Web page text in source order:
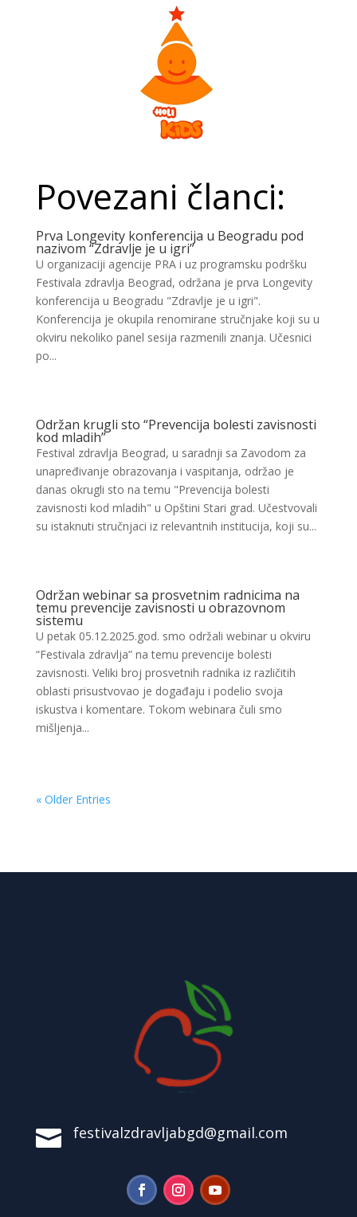
Povezani članci:
Prva Longevity konferencija u Beogradu pod
nazivom “Zdravlje je u igri”
U organizaciji agencije PRA i uz programsku podršku
Festivala zdravlja Beograd, održana je prva Longevity
konferencija u Beogradu "Zdravlje je u igri".
Konferencija je okupila renomirane stručnjake koji su u
okviru nekoliko panel sesija razmenili znanja. Učesnici
po...
Održan krugli sto “Prevencija bolesti zavisnosti
kod mladih”
Festival zdravlja Beograd, u saradnji sa Zavodom za
unapređivanje obrazovanja i vaspitanja, održao je
danas okrugli sto na temu "Prevencija bolesti
zavisnosti kod mladih" u Opštini Stari grad. Učestvovali
su istaknuti stručnjaci iz relevantnih institucija, koji su...
Održan webinar sa prosvetnim radnicima na
temu prevencije zavisnosti u obrazovnom
sistemu
U petak 05.12.2025.god. smo održali webinar u okviru
“Festivala zdravlja” na temu prevencije bolesti
zavisnosti. Veliki broj prosvetnih radnika iz različitih
oblasti prisustvovao je događaju i podelio svoja
iskustva i komentare. Tokom webinara čuli smo
mišljenja...
« Older Entries
 festivalzdravljabgd@gmail.com